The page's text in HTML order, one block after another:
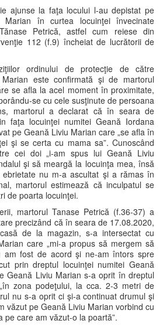
ajunse la faţa locului l-au depistat pe
Marian în curtea locuinţei învecinate
Petrică, astfel cum reiese din
112 (f.9) încheiat de lucrătorii de
ordinului de protecţie de către
este confirmată şi de martorul
se afla la acel moment în proximitate,
se cu cele susţinute de persoana
martorul a declarat că în seara de
faţa locuinţei numitei Geană Iordana
pe Geană Liviu Marian care „se afla în
şi se certa cu mama sa”. Cunoscând
cei doi „i-am spus lui Geană Liviu
şi să meargă la locuinţa mea, însă
nu m-a ascultat şi a rămas în
martorul estimează că inculpatul se
de poarta locuinţei.
martorul Tanase Petrică (f.36-37) a
precizând că în seara de 17.08.2020,
de la magazin, s-a intersectat cu
care „mi-a propus să mergem să
fost de acord şi ne-am întors spre
prin dreptul locuinţei numitei Geană
Geană Liviu Marian s-a oprit în dreptul
zona podeţului, la cca. 2-3 metri de
nu s-a oprit ci şi-a continuat drumul şi
văzut pe Geană Liviu Marian vorbind cu
pe care am văzut-o la poartă”.